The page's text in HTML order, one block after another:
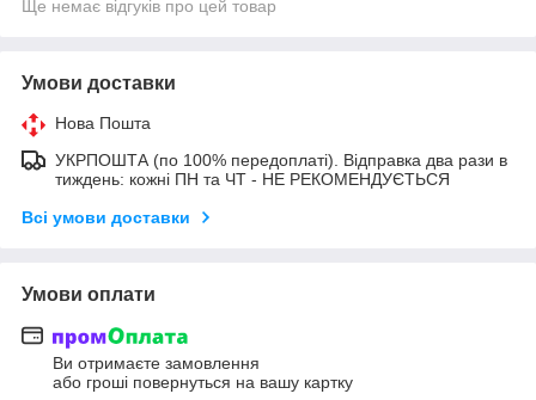
Ще немає відгуків про цей товар
Умови доставки
Нова Пошта
УКРПОШТА (по 100% передоплаті). Відправка два рази в
тиждень: кожні ПН та ЧТ - НЕ РЕКОМЕНДУЄТЬСЯ
Всі умови доставки
Умови оплати
Ви отримаєте замовлення
або гроші повернуться на вашу картку